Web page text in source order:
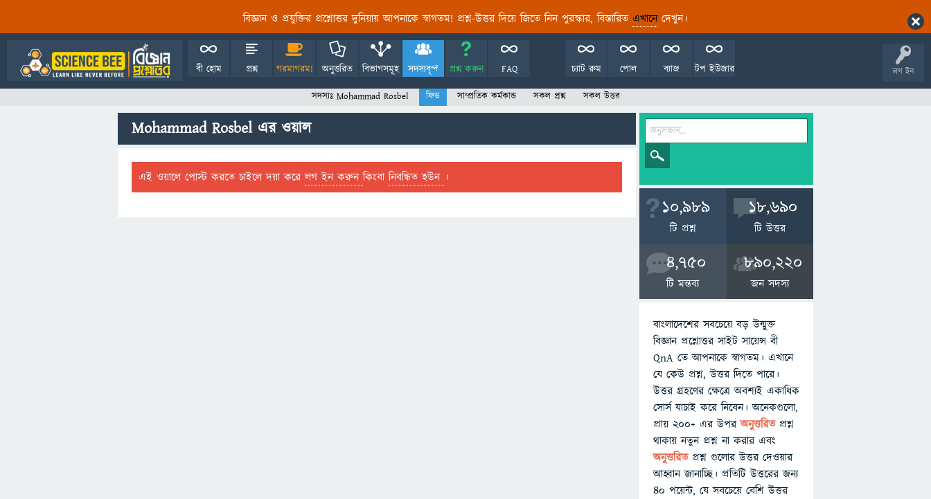
বিজ্ঞান ও প্রযুক্তির প্রশ্নোত্তর দুনিয়ায় আপনাকে স্বাগতম! প্রশ্ন-উত্তর দিয়ে জিতে নিন পুরস্কার, বিস্তারিত এখানেদেখুন।
লগ ইন
বী হোম প্রশ্ন গরমাগরম! অনুত্তরিত বিভাগসমূহ সদস্যবৃন্দ প্রশ্ন করুন FAQ টপ ইউজার
ব্যাজ
পোল
চ্যাট রুম
সদস্যঃ Mohammad Rosbel ফিড সাম্প্রতিক কর্মকান্ড সকল প্রশ্ন সকল উত্তর
Mohammad Rosbel এর ওয়াল
এই ওয়ালে পোস্ট করতে চাইলে দয়া করেলগ ইন করুনকিংবানিবন্ধিত হউন ।
10,989
টি প্রশ্ন
18,690
টি উত্তর
4,750
টি মন্তব্য
890,220
জন সদস্য
বাংলাদেশের সবচেয়ে বড় উন্মুক্ত
বিজ্ঞান প্রশ্নোত্তর সাইট সায়েন্স বী
QnA তে আপনাকে স্বাগতম। এখানে
যে কেউ প্রশ্ন, উত্তর দিতে পারে।
উত্তর গ্রহণের ক্ষেত্রে অবশ্যই একাধিক
সোর্স যাচাই করে নিবেন। অনেকগুলো,
প্রায় ২০০+ এর উপরঅনুত্তরিতপ্রশ্ন
থাকায় নতুন প্রশ্ন না করার এবং
অনুত্তরিত প্রশ্ন গুলোর উত্তর দেওয়ার
আহ্বান জানাচ্ছি। প্রতিটি উত্তরের জন্য
৪০ পয়েন্ট, যে সবচেয়ে বেশি উত্তর